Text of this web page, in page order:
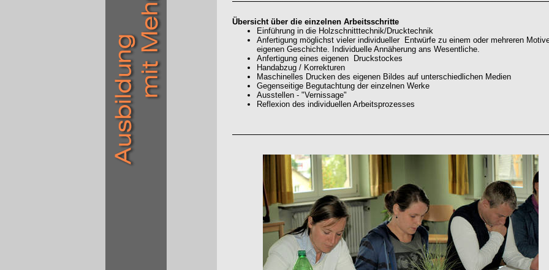
Übersicht über die einzelnen Arbeitsschritte
Einführung in die Holzschnitttechnik/Drucktechnik
Anfertigung möglichst vieler individueller Entwürfe zu einem oder mehreren
eigenen Geschichte. Individuelle Annäherung ans Wesentliche.
Anfertigung eines eigenen Druckstockes
Handabzug / Korrekturen
Maschinelles Drucken des eigenen Bildes auf unterschiedlichen Medien
Gegenseitige Begutachtung der einzelnen Werke
Ausstellen - "Vernissage"
Reflexion des individuellen Arbeitsprozesses